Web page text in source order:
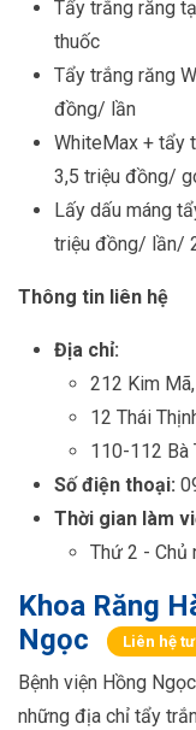
Tẩy trắng răng
thuốc
Tẩy trắng răng
đồng/ lần
WhiteMax + tẩy
3,5 triệu đồng/
Lấy dấu máng
triệu đồng/ lần/
Thông tin liên hệ
Địa chỉ:
212 Kim
12 Thái
110-112 Bà
Số điện thoại:
Thời gian làm
Thứ 2 - Chủ
Khoa Răng
Ngọc
Liên hệ
Bệnh viện Hồng
những địa chỉ tẩy